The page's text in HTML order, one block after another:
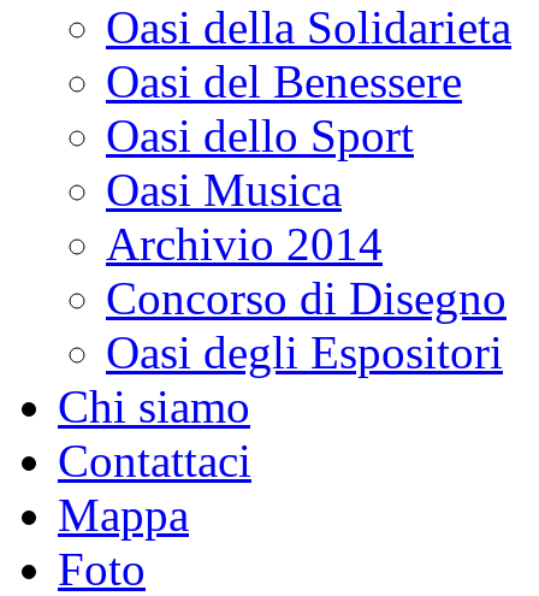
Oasi della Solidarieta
Oasi del Benessere
Oasi dello Sport
Oasi Musica
Archivio 2014
Concorso di Disegno
Oasi degli Espositori
Chi siamo
Contattaci
Mappa
Foto